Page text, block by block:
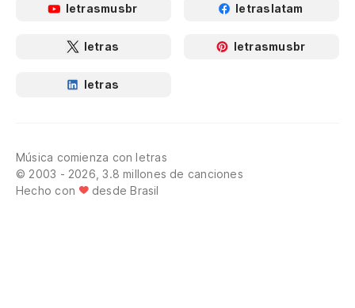
letrasmusbr letraslatam
letras letrasmusbr
letras
Música comienza con letras
© 2003 - 2026, 3.8 millones de canciones
Hecho con
desde Brasil